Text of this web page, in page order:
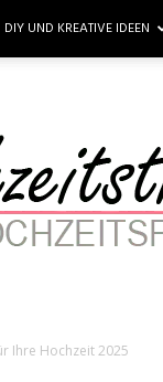
DIY UND KREATIVE IDEEN
Ihre Hochzeit 2025